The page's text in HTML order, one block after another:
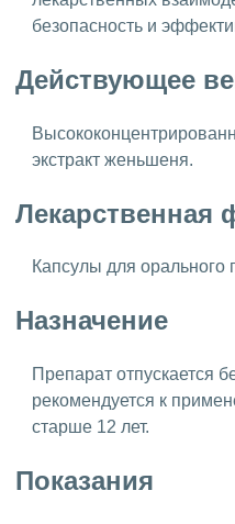
безопасность и
Действующее
экстракт женьшеня.
Лекарственная
Капсулы для орального
Назначение
Препарат отпускается
рекомендуется к
старше 12 лет.
Показания